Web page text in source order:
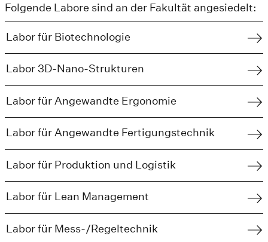
Folgende Labore sind an der Fakultät angesiedelt:
Labor für Biotechnologie
Labor 3D-Nano-Strukturen
Labor für Angewandte Ergonomie
Labor für Angewandte Fertigungstechnik
Labor für Produktion und Logistik
Labor für Lean Management
Labor für Mess-/Regeltechnik